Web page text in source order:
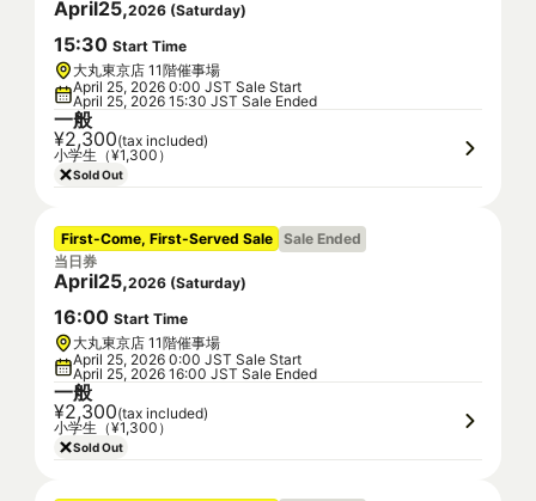
April25,2026 (Saturday)
15:30 Start Time
大丸東京店 11階催事場
April 25, 2026 0:00 JST Sale Start
April 25, 2026 15:30 JST Sale Ended
一般
¥2,300(tax included)
小学生（¥1,300）
Sold Out
First-Come, First-Served Sale Sale Ended
当日券
April25,2026 (Saturday)
16:00 Start Time
大丸東京店 11階催事場
April 25, 2026 0:00 JST Sale Start
April 25, 2026 16:00 JST Sale Ended
一般
¥2,300(tax included)
小学生（¥1,300）
Sold Out